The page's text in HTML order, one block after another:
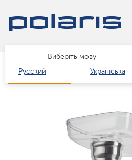
Виберіть мову
Русский
Українська
Каталог Техніка для кухні
2 РОКИ ГАРАНТІЇ